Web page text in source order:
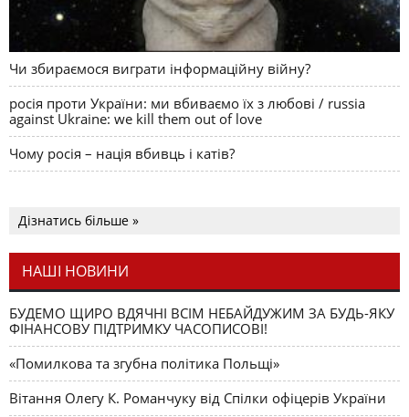
Чи збираємося виграти інформаційну війну?
росія проти України: ми вбиваємо їх з любові / russia
against Ukraine: we kill them out of love
Чому росія – нація вбивць і катів?
Дізнатись більше »
НАШІ НОВИНИ
БУДЕМО ЩИРО ВДЯЧНІ ВСІМ НЕБАЙДУЖИМ ЗА БУДЬ-ЯКУ
ФІНАНСОВУ ПІДТРИМКУ ЧАСОПИСОВІ!
«Помилкова та згубна політика Польщі»
Вітання Олегу К. Романчуку від Спілки офіцерів України